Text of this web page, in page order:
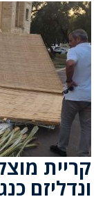
קריית
ונדליזם